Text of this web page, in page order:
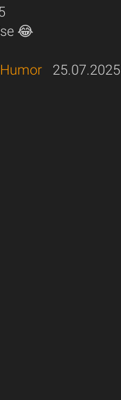
😂
25.07.2025